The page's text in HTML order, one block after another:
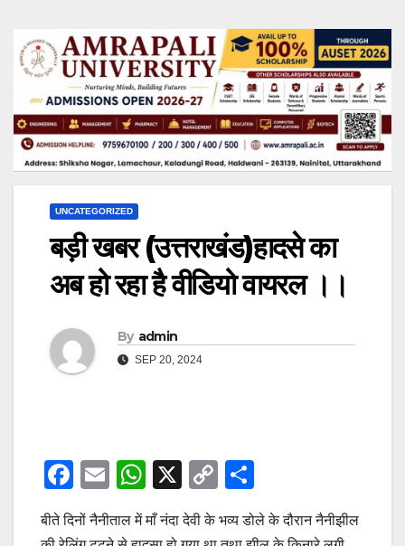
UNCATEGORIZED
बड़ी खबर (उत्तराखंड)हादसे का
अब हो रहा है वीडियो वायरल ।।
By admin
SEP 20, 2024
F
a
c
E
ail
W
h
at
X
C
p
h
ar
बीते दिनों नैनीताल में माँ नंदा देवी के भव्य डोले के दौरान नैनीझील